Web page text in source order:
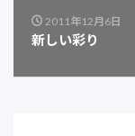
2011年12月6日
新しい彩り